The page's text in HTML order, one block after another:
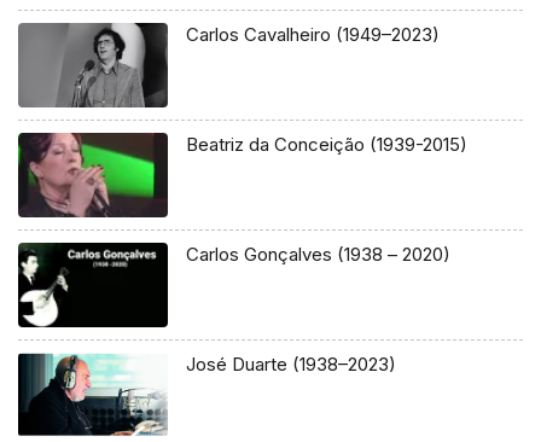
Carlos Cavalheiro (1949–2023)
Beatriz da Conceição (1939-2015)
Carlos Gonçalves (1938 – 2020)
José Duarte (1938–2023)